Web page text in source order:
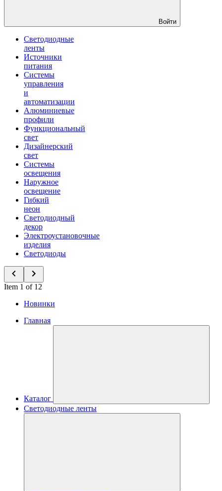
Войти
Светодиодные
ленты
Источники
питания
Системы
управления
и
автоматизации
Алюминиевые
профили
Функциональный
свет
Дизайнерский
свет
Системы
освещения
Наружное
освещение
Гибкий
неон
Светодиодный
декор
Электроустановочные
изделия
Светодиоды
Item 1 of 12
Новинки
Главная
Каталог
Светодиодные ленты